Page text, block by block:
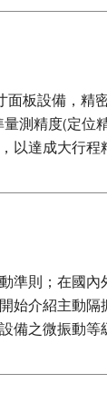
板設備，精
測精度(定位
以達成大行程
準則；在國內
始介紹主動隔
備之微振動等